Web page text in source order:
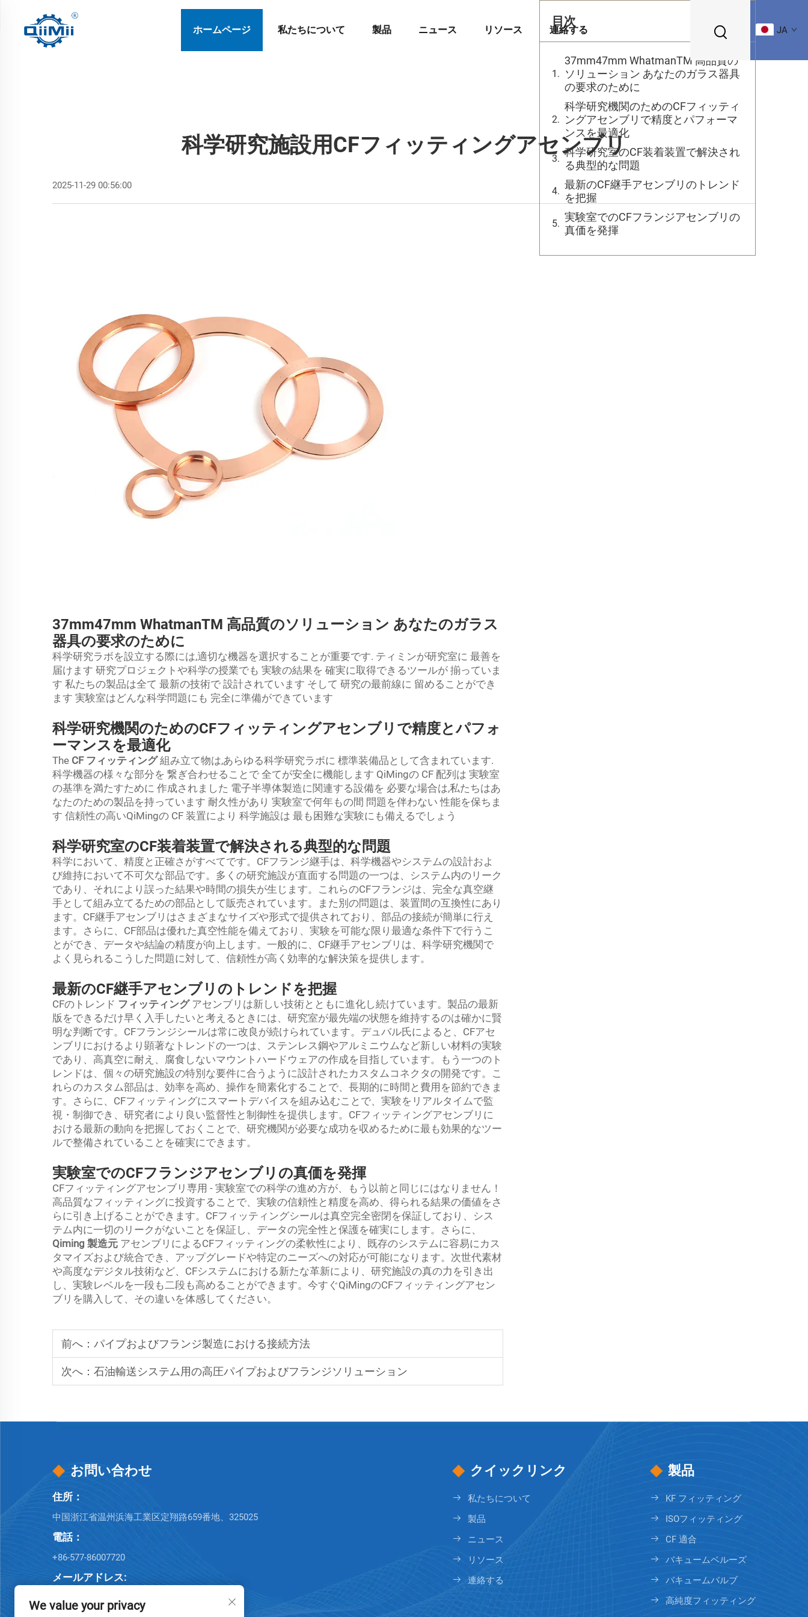
ホームページ 私たちについて 製品 ニュース リソース 連絡する JA
科学研究施設用CFフィッティングアセンブリ
2025-11-29 00:56:00
37mm47mm WhatmanTM 高品質のソリューション あなたのガラス
器具の要求のために
科学研究ラボを設立する際には,適切な機器を選択することが重要です. ティミンが研究室に 最善を
届けます 研究プロジェクトや科学の授業でも 実験の結果を 確実に取得できるツールが 揃っていま
す 私たちの製品は全て 最新の技術で 設計されています そして 研究の最前線に 留めることができ
ます 実験室はどんな科学問題にも 完全に準備ができています
科学研究機関のためのCFフィッティングアセンブリで精度とパフォ
ーマンスを最適化
The CF フィッティング組み立て物は,あらゆる科学研究ラボに 標準装備品として含まれています.
科学機器の様々な部分を 繋ぎ合わせることで 全てが安全に機能します QiMingの CF 配列は 実験室
の基準を満たすために 作成されました 電子半導体製造に関連する設備を 必要な場合は,私たちはあ
なたのための製品を持っています 耐久性があり 実験室で何年もの間 問題を伴わない 性能を保ちま
す 信頼性の高いQiMingの CF 装置により 科学施設は 最も困難な実験にも備えるでしょう
科学研究室のCF装着装置で解決される典型的な問題
科学において、精度と正確さがすべてです。CFフランジ継手は、科学機器やシステムの設計およ
び維持において不可欠な部品です。多くの研究施設が直面する問題の一つは、システム内のリーク
であり、それにより誤った結果や時間の損失が生じます。これらのCFフランジは、完全な真空継
手として組み立てるための部品として販売されています。また別の問題は、装置間の互換性にあり
ます。CF継手アセンブリはさまざまなサイズや形式で提供されており、部品の接続が簡単に行え
ます。さらに、CF部品は優れた真空性能を備えており、実験を可能な限り最適な条件下で行うこ
とができ、データや結論の精度が向上します。一般的に、CF継手アセンブリは、科学研究機関で
よく見られるこうした問題に対して、信頼性が高く効率的な解決策を提供します。
最新のCF継手アセンブリのトレンドを把握
CFのトレンド フィッティング アセンブリは新しい技術とともに進化し続けています。製品の最新
版をできるだけ早く入手したいと考えるときには、研究室が最先端の状態を維持するのは確かに賢
明な判断です。CFフランジシールは常に改良が続けられています。デュバル氏によると、CFアセ
ンブリにおけるより顕著なトレンドの一つは、ステンレス鋼やアルミニウムなど新しい材料の実験
であり、高真空に耐え、腐食しないマウントハードウェアの作成を目指しています。もう一つのト
レンドは、個々の研究施設の特別な要件に合うように設計されたカスタムコネクタの開発です。こ
れらのカスタム部品は、効率を高め、操作を簡素化することで、長期的に時間と費用を節約できま
す。さらに、CFフィッティングにスマートデバイスを組み込むことで、実験をリアルタイムで監
視・制御でき、研究者により良い監督性と制御性を提供します。CFフィッティングアセンブリに
おける最新の動向を把握しておくことで、研究機関が必要な成功を収めるために最も効果的なツー
ルで整備されていることを確実にできます。
実験室でのCFフランジアセンブリの真価を発揮
CFフィッティングアセンブリ専用 - 実験室での科学の進め方が、もう以前と同じにはなりません！
高品質なフィッティングに投資することで、実験の信頼性と精度を高め、得られる結果の価値をさ
らに引き上げることができます。CFフィッティングシールは真空完全密閉を保証しており、シス
テム内に一切のリークがないことを保証し、データの完全性と保護を確実にします。さらに、
Qiming 製造元 アセンブリによるCFフィッティングの柔軟性により、既存のシステムに容易にカス
タマイズおよび統合でき、アップグレードや特定のニーズへの対応が可能になります。次世代素材
や高度なデジタル技術など、CFシステムにおける新たな革新により、研究施設の真の力を引き出
し、実験レベルを一段も二段も高めることができます。今すぐQiMingのCFフィッティングアセン
ブリを購入して、その違いを体感してください。
前へ： パイプおよびフランジ製造における接続方法
次へ： 石油輸送システム用の高圧パイプおよびフランジソリューション
目次
37mm47mm WhatmanTM 高品質の
ソリューション あなたのガラス器具
の要求のために
科学研究機関のためのCFフィッティ
ングアセンブリで精度とパフォーマ
ンスを最適化
科学研究室のCF装着装置で解決され
る典型的な問題
最新のCF継手アセンブリのトレンド
を把握
実験室でのCFフランジアセンブリの
真価を発揮
お問い合わせ
住所：
中国浙江省温州浜海工業区定翔路659番地、325025
電話：
+86-577-86007720
メールアドレス:
[email protected]
クイックリンク
私たちについて
製品
ニュース
リソース
連絡する
製品
KF フィッティング
ISOフィッティング
CF 適合
バキュームベルーズ
バキュームバルブ
高純度フィッティング
We value your privacy